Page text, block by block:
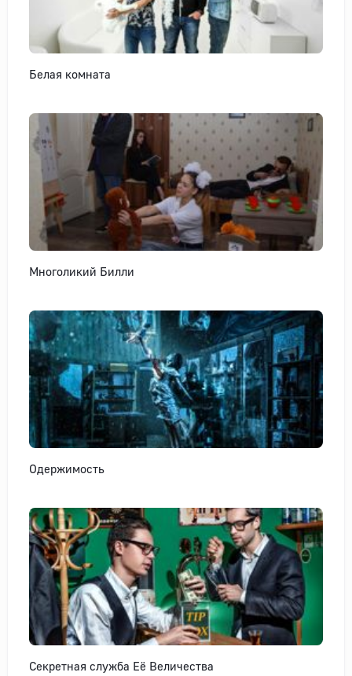
Белая комната
Многоликий Билли
Одержимость
Секретная служба Её Величества